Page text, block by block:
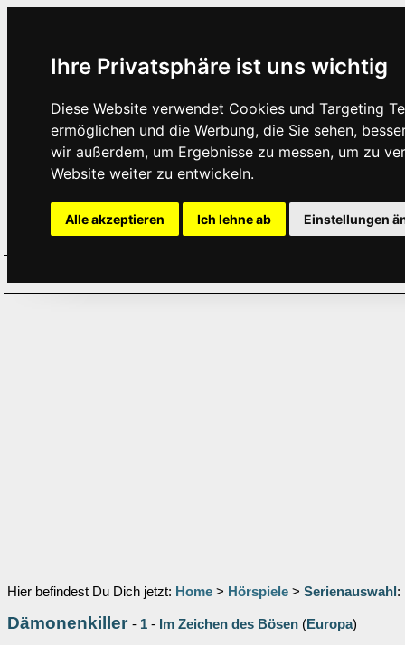
Ihre Privatsphäre ist uns wichtig
Diese Website verwendet Cookies und Targeting
ermöglichen und die Werbung, die Sie sehen,
wir außerdem, um Ergebnisse zu messen, um zu
Website weiter zu entwickeln.
Alle akzeptieren Ich lehne ab Einstellungen
Hier befindest Du Dich jetzt: Home > Hörspiele > Serienauswahl :
Dämonenkiller - 1 - Im Zeichen des Bösen (Europa)